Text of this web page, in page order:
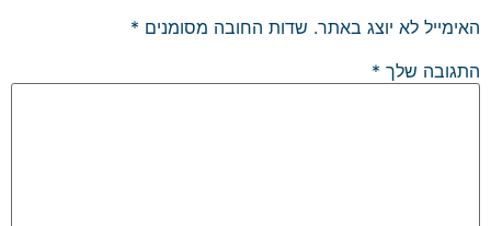
האימייל לא יוצג באתר. שדות החובה מסומנים *
התגובה שלך *